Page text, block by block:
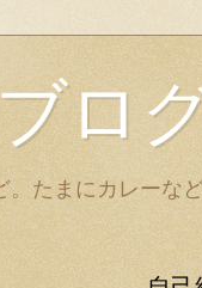
ロ
たまにカレーな